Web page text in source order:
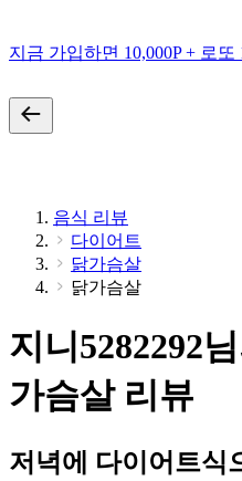
지금 가입하면 10,000P + 로또
음식 리뷰
다이어트
닭가슴살
닭가슴살
지니5282292
가슴살 리뷰
저녁에 다이어트식